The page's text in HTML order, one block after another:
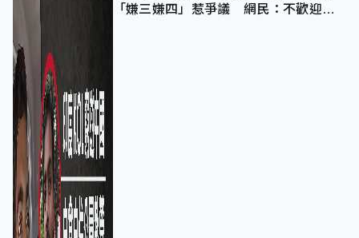
「嫌三嫌四」惹爭議 網民：不歡迎劣